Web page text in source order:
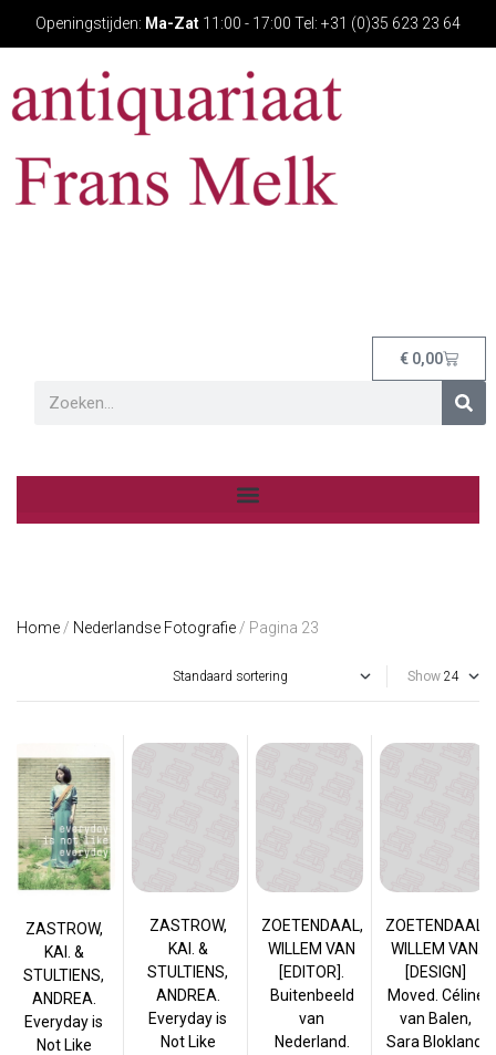
Openingstijden: Ma-Zat 11:00 - 17:00 Tel: +31 (0)35 623 23 64
€ 0,00
Home / Nederlandse Fotografie / Pagina 23
Show
ZASTROW,
KAI. &
STULTIENS,
ANDREA.
Everyday is
Not Like
ZASTROW,
KAI. &
STULTIENS,
ANDREA.
Everyday is
Not Like
ZOETENDAAL,
WILLEM VAN
[EDITOR].
Buitenbeeld
van
Nederland.
ZOETENDAAL,
WILLEM VAN.
[DESIGN]
Moved. Céline
van Balen,
Sara Blokland,